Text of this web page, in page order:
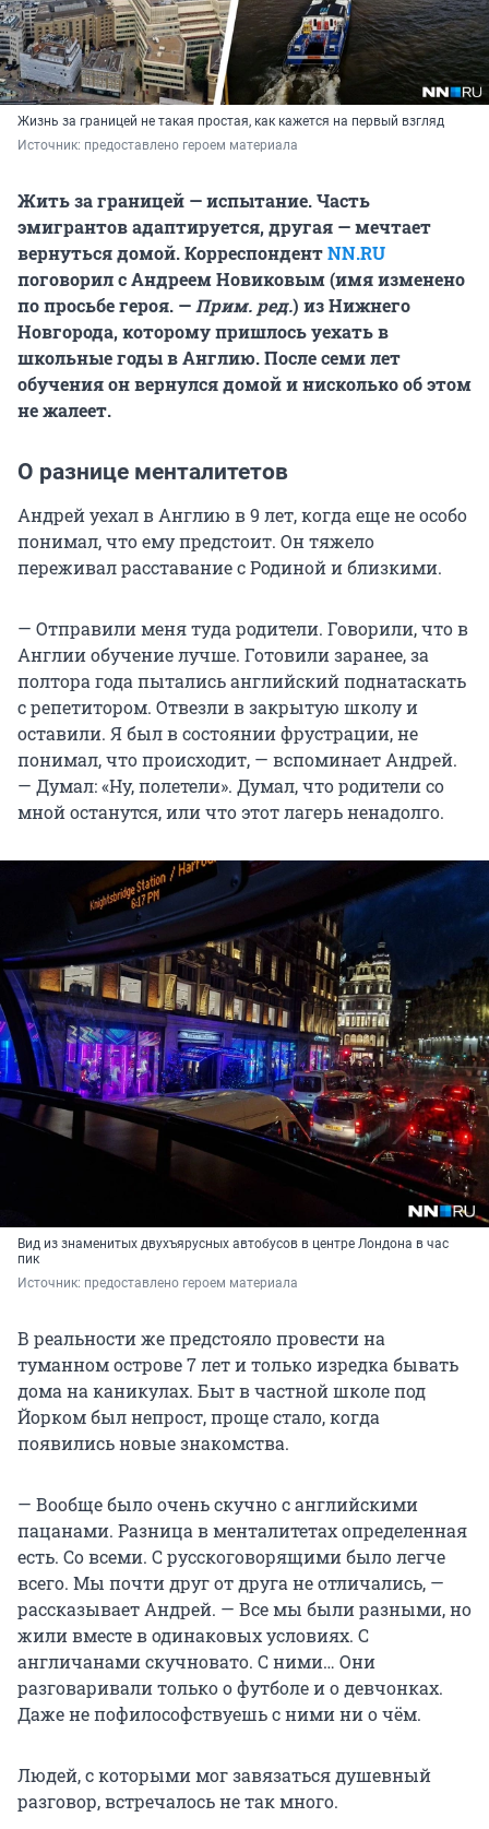
Жизнь за границей не такая простая, как кажется на первый взгляд
Источник: предоставлено героем материала
Жить за границей — испытание. Часть
эмигрантов адаптируется, другая — мечтает
вернуться домой. КорреспондентNN.RU
поговорил с Андреем Новиковым (имя изменено
по просьбе героя. —Прим. ред.) из Нижнего
Новгорода, которому пришлось уехать в
школьные годы в Англию. После семи лет
обучения он вернулся домой и нисколько об этом
не жалеет.
О разнице менталитетов
Андрей уехал в Англию в 9 лет, когда еще не особо
понимал, что ему предстоит. Он тяжело
переживал расставание с Родиной и близкими.
— Отправили меня туда родители. Говорили, что в
Англии обучение лучше. Готовили заранее, за
полтора года пытались английский поднатаскать
с репетитором. Отвезли в закрытую школу и
оставили. Я был в состоянии фрустрации, не
понимал, что происходит, — вспоминает Андрей.
— Думал: «Ну, полетели». Думал, что родители со
мной останутся, или что этот лагерь ненадолго.
Вид из знаменитых двухъярусных автобусов в центре Лондона в час
пик
Источник: предоставлено героем материала
В реальности же предстояло провести на
туманном острове 7 лет и только изредка бывать
дома на каникулах. Быт в частной школе под
Йорком был непрост, проще стало, когда
появились новые знакомства.
— Вообще было очень скучно с английскими
пацанами. Разница в менталитетах определенная
есть. Со всеми. С русскоговорящими было легче
всего. Мы почти друг от друга не отличались, —
рассказывает Андрей. — Все мы были разными, но
жили вместе в одинаковых условиях. С
англичанами скучновато. С ними… Они
разговаривали только о футболе и о девчонках.
Даже не пофилософствуешь с ними ни о чём.
Людей, с которыми мог завязаться душевный
разговор, встречалось не так много.